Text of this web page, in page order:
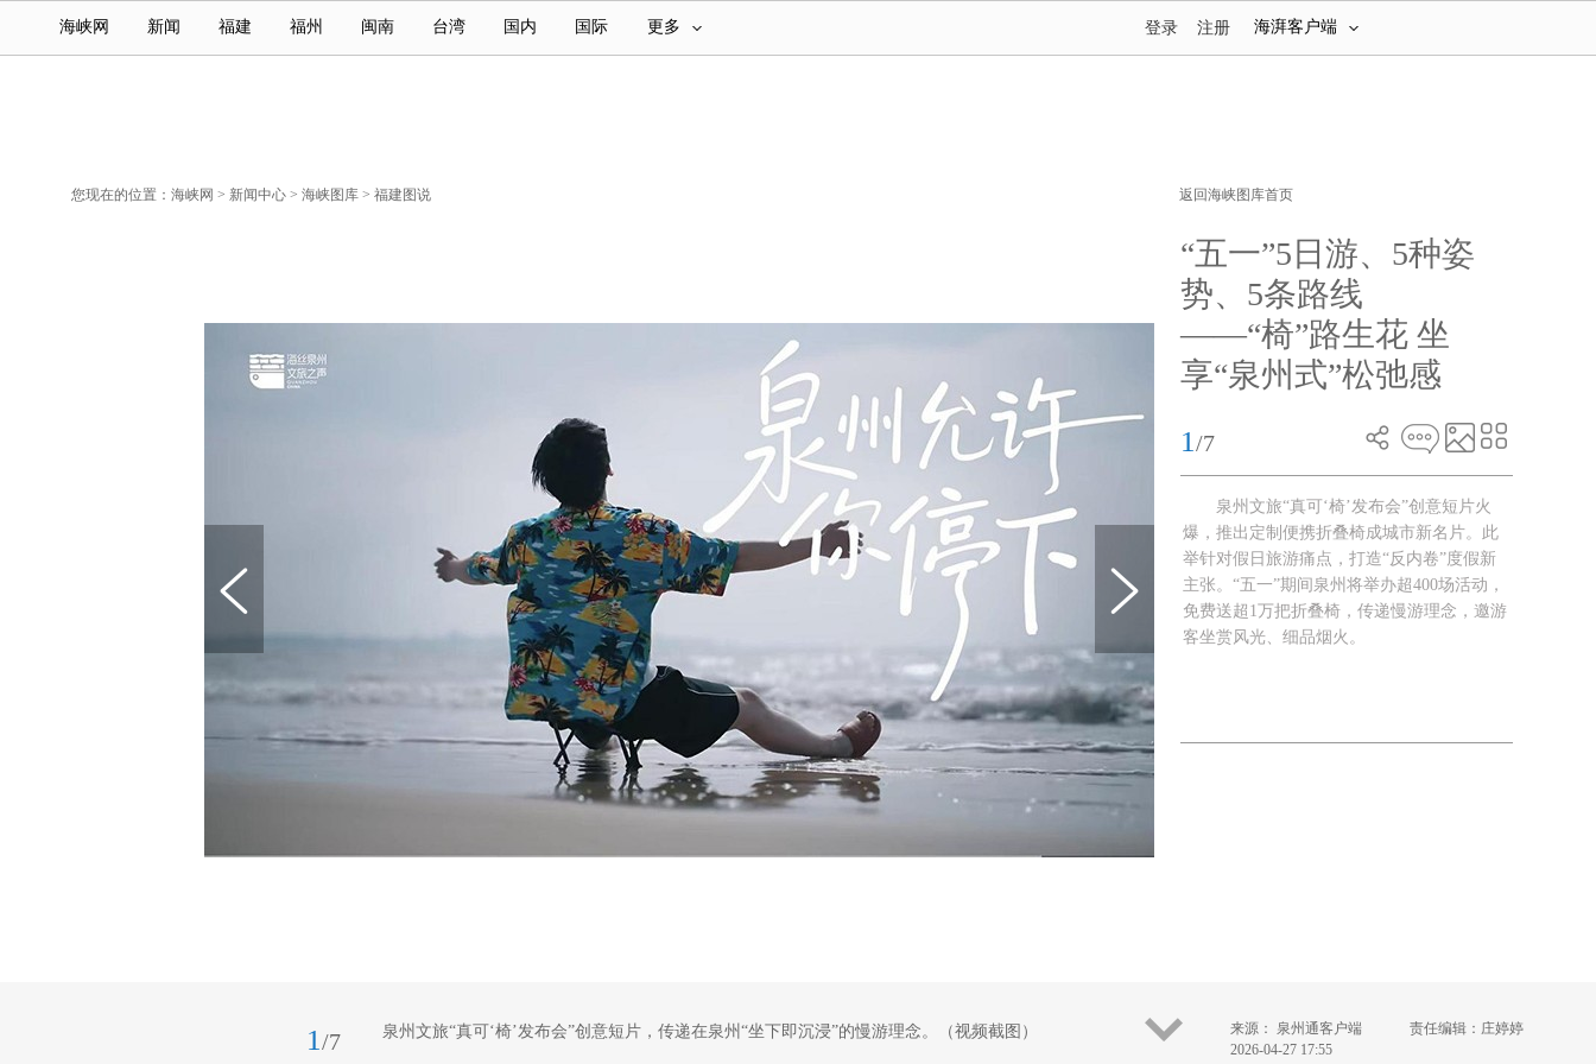
海峡网 新闻 福建 福州 闽南 台湾 国内 国际 更多 海湃客户端
登录 注册
您现在的位置： 海峡网 > 新闻中心 > 海峡图库 > 福建图说 返回海峡图库首页
“五一”5日游、5种姿
势、5条路线
——“椅”路生花 坐
享“泉州式”松弛感
1 /7
泉州文旅“真可‘椅’发布会”创意短片火
爆，推出定制便携折叠椅成城市新名片。此
举针对假日旅游痛点，打造“反内卷”度假新
主张。“五一”期间泉州将举办超400场活动，
免费送超1万把折叠椅，传递慢游理念，邀游
客坐赏风光、细品烟火。
1 /7 泉州文旅“真可‘椅’发布会”创意短片，传递在泉州“坐下即沉浸”的慢游理念。（视频截图）
来源： 泉州通客户端
2026-04-27 17:55
责任编辑：庄婷婷